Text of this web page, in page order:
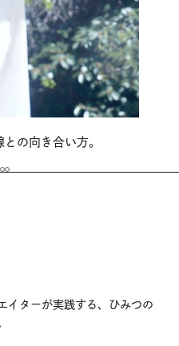
の向き合い方。
イターが実践する、ひみつの